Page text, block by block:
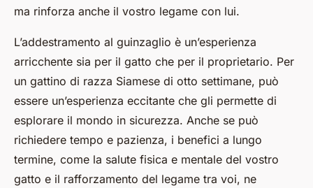
ma rinforza anche il vostro legame con lui.
L’addestramento al guinzaglio è un’esperienza
arricchente sia per il gatto che per il proprietario. Per
un gattino di razza Siamese di otto settimane, può
essere un’esperienza eccitante che gli permette di
esplorare il mondo in sicurezza. Anche se può
richiedere tempo e pazienza, i benefici a lungo
termine, come la salute fisica e mentale del vostro
gatto e il rafforzamento del legame tra voi, ne